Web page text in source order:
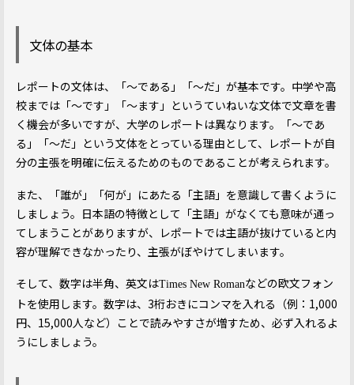
文体の基本
レポートの文体は、「～である」「～だ」が基本です。中学や高
校までは「～です」「～ます」というていねいな文体で文章を書
く機会が多いですが、大学のレポートは異なります。「～であ
る」「～だ」という文体をとっている理由として、レポートが自
分の主張を明確に伝えるためのものであることが考えられます。
また、「誰が」「何が」にあたる「主語」を意識して書くように
しましょう。日本語の特徴として「主語」がなくても意味が通っ
てしまうことがありますが、レポートでは主語が抜けていると内
容が理解できなかったり、主張がぼやけてしまいます。
そして、数字は半角、英文はTimes New Romanなどの欧文フォン
トを使用します。数字は、3桁おきにコンマを入れる（例：1,000
円、15,000人など）ことで読みやすさが増すため、必ず入れるよ
うにしましょう。